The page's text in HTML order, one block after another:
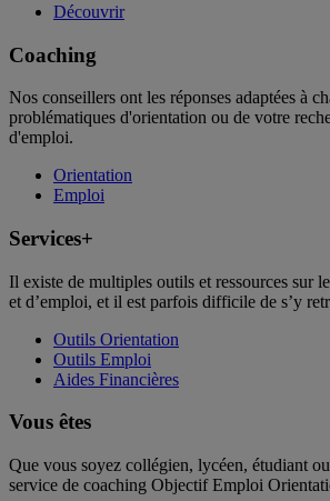
Découvrir
Coaching
Nos conseillers ont les réponses adaptées à
problématiques d'orientation ou de votre
d'emploi.
Orientation
Emploi
Services+
Il existe de multiples outils et ressources sur
et d’emploi, et il est parfois difficile de s’y
Outils Orientation
Outils Emploi
Aides Financières
Vous êtes
Que vous soyez collégien, lycéen, étudiant
service de coaching Objectif Emploi